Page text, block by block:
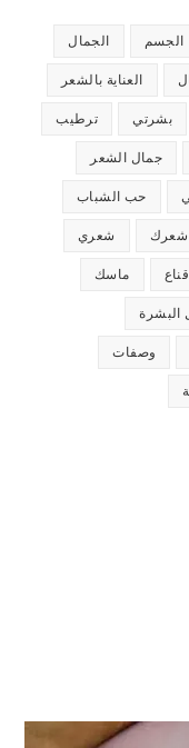
الجسم الجمال
العناية بالشعر
بشرتي ترطيب
جمال الشعر
حب الشباب
شعرك شعري
قناع ماسك
وصفات